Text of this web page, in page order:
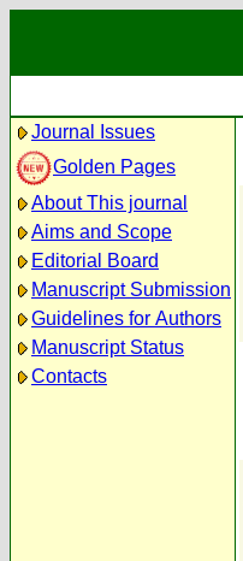
Journal Issues
Golden Pages
About This journal
Aims and Scope
Editorial Board
Manuscript Submission
Guidelines for Authors
Manuscript Status
Contacts